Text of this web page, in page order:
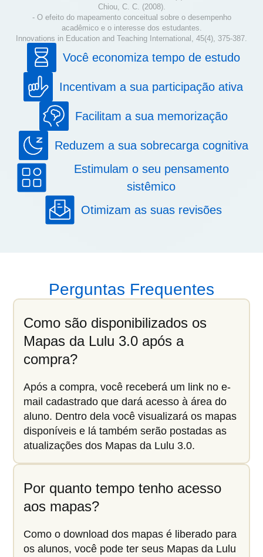
Chiou, C. C. (2008).
- O efeito do mapeamento conceitual sobre o desempenho
acadêmico e o interesse dos estudantes.
Innovations in Education and Teaching International, 45(4), 375-387.
Você economiza tempo de estudo
Incentivam a sua participação ativa
Facilitam a sua memorização
Reduzem a sua sobrecarga cognitiva
Estimulam o seu pensamento
sistêmico
Otimizam as suas revisões
Perguntas Frequentes
Como são disponibilizados os
Mapas da Lulu 3.0 após a
compra?
Após a compra, você receberá um link no e-
mail cadastrado que dará acesso à área do
aluno. Dentro dela você visualizará os mapas
disponíveis e lá também serão postadas as
atualizações dos Mapas da Lulu 3.0.
Por quanto tempo tenho acesso
aos mapas?
Como o download dos mapas é liberado para
os alunos, você pode ter seus Mapas da Lulu